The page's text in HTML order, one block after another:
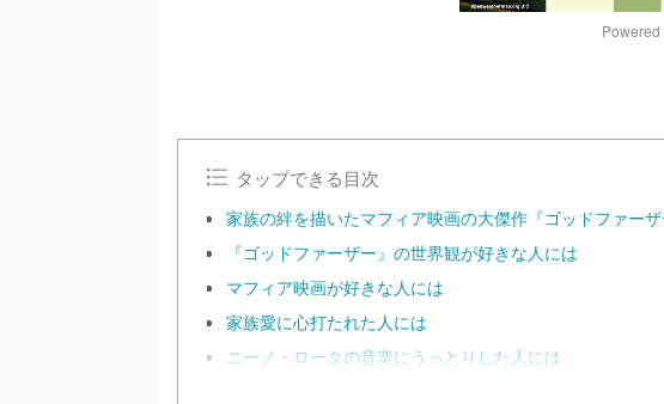
Powered
タップできる目次
家族の絆を描いたマフィア映画の大傑作『ゴッドファーザ
『ゴッドファーザー』の世界観が好きな人には
マフィア映画が好きな人には
家族愛に心打たれた人には
ニーノ・ロータの音楽にうっとりした人には